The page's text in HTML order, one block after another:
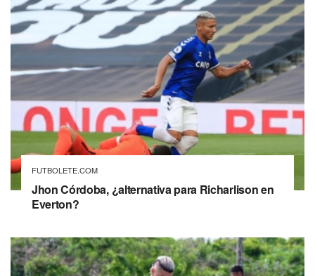
FUTBOLETE.COM
Jhon Córdoba, ¿alternativa para Richarlison en
Everton?